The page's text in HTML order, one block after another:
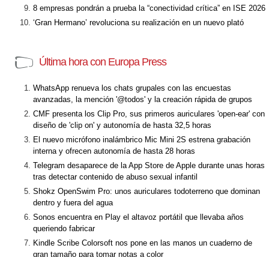
8 empresas pondrán a prueba la “conectividad crítica” en ISE 2026
‘Gran Hermano’ revoluciona su realización en un nuevo plató
Última hora con Europa Press
WhatsApp renueva los chats grupales con las encuestas
avanzadas, la mención '@todos' y la creación rápida de grupos
CMF presenta los Clip Pro, sus primeros auriculares 'open-ear' con
diseño de 'clip on' y autonomía de hasta 32,5 horas
El nuevo micrófono inalámbrico Mic Mini 2S estrena grabación
interna y ofrecen autonomía de hasta 28 horas
Telegram desaparece de la App Store de Apple durante unas horas
tras detectar contenido de abuso sexual infantil
Shokz OpenSwim Pro: unos auriculares todoterreno que dominan
dentro y fuera del agua
Sonos encuentra en Play el altavoz portátil que llevaba años
queriendo fabricar
Kindle Scribe Colorsoft nos pone en las manos un cuaderno de
gran tamaño para tomar notas a color